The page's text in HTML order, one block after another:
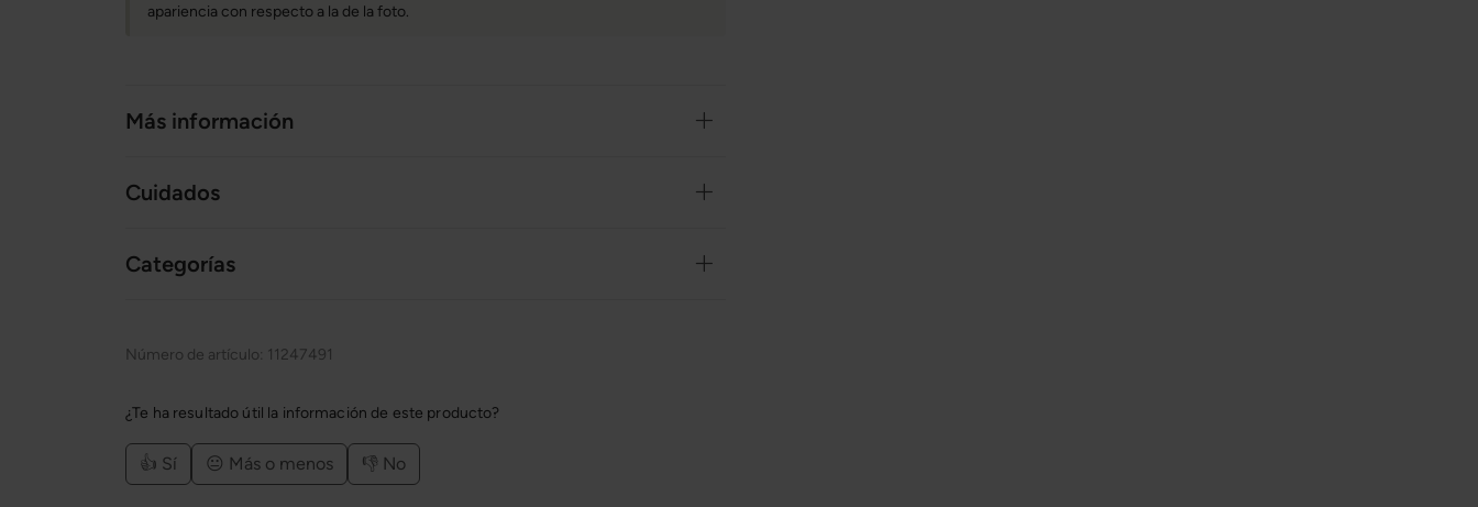
apariencia con respecto a la de la foto.
Más información
Cuidados
Categorías
Número de artículo: 11247491
¿Te ha resultado útil la información de este producto?
👍 Sí 😐 Más o menos 👎 No